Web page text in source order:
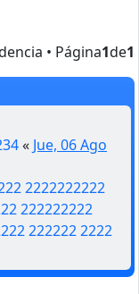
• Página1de1
« Jue, 06 Ago
2222222222
222222222
222222 2222